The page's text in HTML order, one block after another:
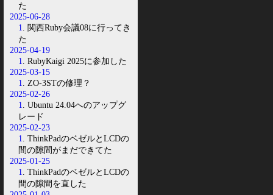
た
2025-06-28
1
. 関西Ruby会議08に行ってき
た
2025-04-19
1
. RubyKaigi 2025に参加した
2025-03-15
1
. ZO-3STの修理？
2025-02-26
1
. Ubuntu 24.04へのアップグ
レード
2025-02-23
1
. ThinkPadのベゼルとLCDの
間の隙間がまだできてた
2025-01-25
1
. ThinkPadのベゼルとLCDの
間の隙間を直した